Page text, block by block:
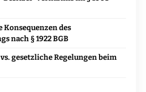
Konsequenzen des
nach § 1922 BGB
gesetzliche Regelungen beim